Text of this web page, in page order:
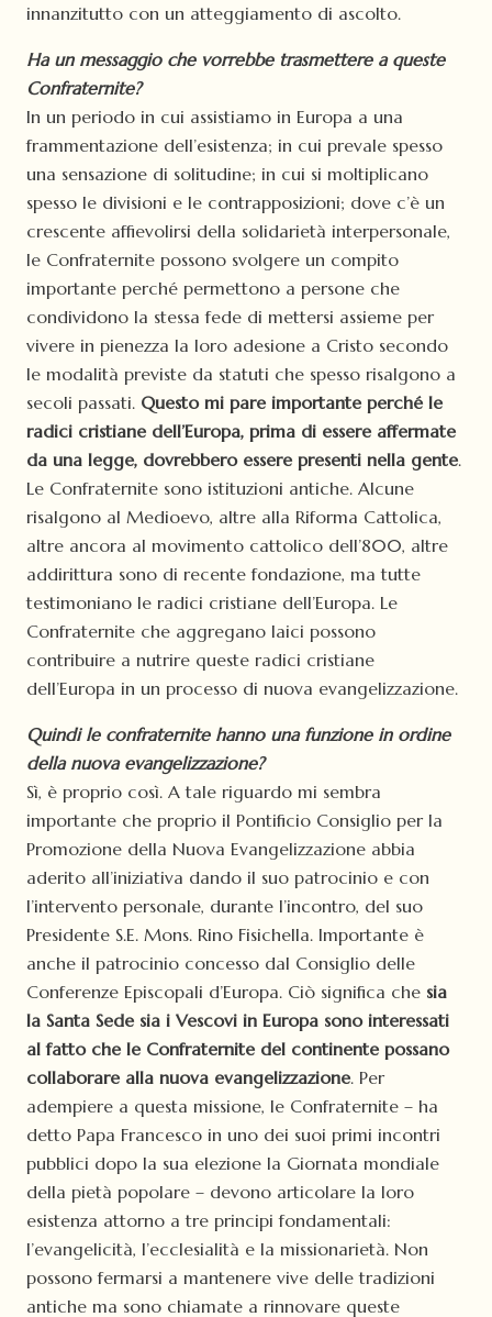
innanzitutto con un atteggiamento di ascolto.
Ha un messaggio che vorrebbe trasmettere a queste
Confraternite?
In un periodo in cui assistiamo in Europa a una
frammentazione dell’esistenza; in cui prevale spesso
una sensazione di solitudine; in cui si moltiplicano
spesso le divisioni e le contrapposizioni; dove c’è un
crescente affievolirsi della solidarietà interpersonale,
le Confraternite possono svolgere un compito
importante perché permettono a persone che
condividono la stessa fede di mettersi assieme per
vivere in pienezza la loro adesione a Cristo secondo
le modalità previste da statuti che spesso risalgono a
secoli passati. Questo mi pare importante perché le
radici cristiane dell’Europa, prima di essere affermate
da una legge, dovrebbero essere presenti nella gente.
Le Confraternite sono istituzioni antiche. Alcune
risalgono al Medioevo, altre alla Riforma Cattolica,
altre ancora al movimento cattolico dell’800, altre
addirittura sono di recente fondazione, ma tutte
testimoniano le radici cristiane dell’Europa. Le
Confraternite che aggregano laici possono
contribuire a nutrire queste radici cristiane
dell’Europa in un processo di nuova evangelizzazione.
Quindi le confraternite hanno una funzione in ordine
della nuova evangelizzazione?
Sì, è proprio così. A tale riguardo mi sembra
importante che proprio il Pontificio Consiglio per la
Promozione della Nuova Evangelizzazione abbia
aderito all’iniziativa dando il suo patrocinio e con
l’intervento personale, durante l’incontro, del suo
Presidente S.E. Mons. Rino Fisichella. Importante è
anche il patrocinio concesso dal Consiglio delle
Conferenze Episcopali d’Europa. Ciò significa che sia
la Santa Sede sia i Vescovi in Europa sono interessati
al fatto che le Confraternite del continente possano
collaborare alla nuova evangelizzazione. Per
adempiere a questa missione, le Confraternite – ha
detto Papa Francesco in uno dei suoi primi incontri
pubblici dopo la sua elezione la Giornata mondiale
della pietà popolare – devono articolare la loro
esistenza attorno a tre principi fondamentali:
l’evangelicità, l’ecclesialità e la missionarietà. Non
possono fermarsi a mantenere vive delle tradizioni
antiche ma sono chiamate a rinnovare queste